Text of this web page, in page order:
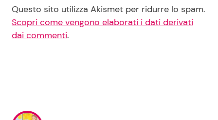
Questo sito utilizza Akismet per ridurre lo spam.
Scopri come vengono elaborati i dati derivati
dai commenti.